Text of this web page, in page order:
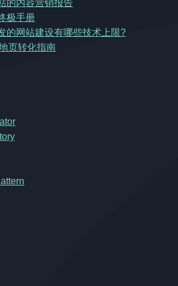
的内容营销报告
极手册
的网站建设有哪些技术上限?
页转化指南